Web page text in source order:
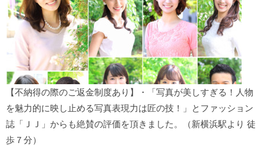
【不納得の際のご返金制度あり】・「写真が美しすぎる！人物
を魅力的に映し止める写真表現力は匠の技！」とファッション
誌「ＪＪ」からも絶賛の評価を頂きました。（新横浜駅より 徒
歩７分）